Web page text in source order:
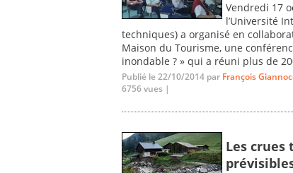
Vendredi 17
l’Université
techniques) a organisé en
Maison du Tourisme, une
inondable ? » qui a réuni plus de
Publié le 22/10/2014 par François
6756 vues |
Les